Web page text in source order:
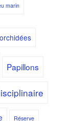
marin
orchidées
Papillons
Réserve